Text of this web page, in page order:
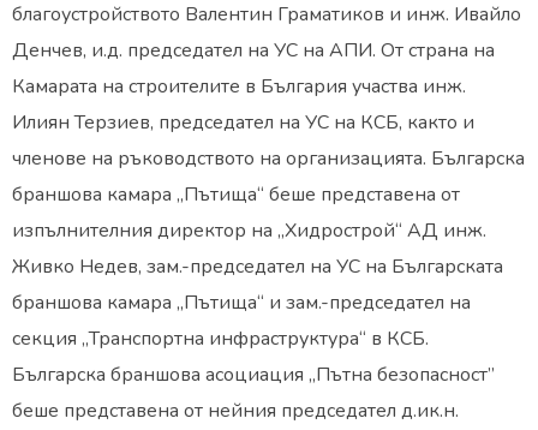
благоустройството Валентин Граматиков и инж. Ивайло
Денчев, и.д. председател на УС на АПИ. От страна на
Камарата на строителите в България участва инж.
Илиян Терзиев, председател на УС на КСБ, както и
членове на ръководството на организацията. Българска
браншова камара „Пътища“ беше представена от
изпълнителния директор на „Хидрострой“ АД инж.
Живко Недев, зам.-председател на УС на Българската
браншова камара „Пътища“ и зам.-председател на
секция „Транспортна инфраструктура“ в КСБ.
Българска браншова асоциация „Пътна безопасност”
беше представена от нейния председател д.ик.н.